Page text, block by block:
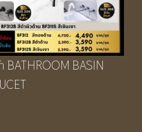
BATHROOM BASIN